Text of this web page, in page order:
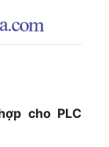
cho PLC